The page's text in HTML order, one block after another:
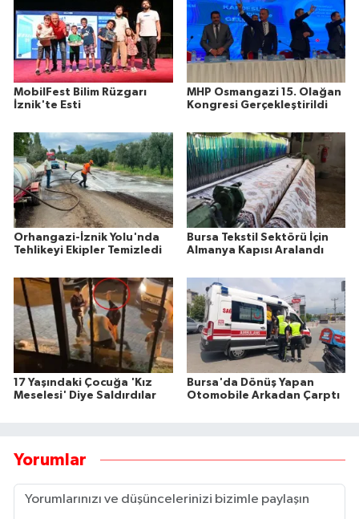
MobilFest Bilim Rüzgarı
İznik'te Esti
MHP Osmangazi 15. Olağan
Kongresi Gerçekleştirildi
Orhangazi-İznik Yolu'nda
Tehlikeyi Ekipler Temizledi
Bursa Tekstil Sektörü İçin
Almanya Kapısı Aralandı
17 Yaşındaki Çocuğa 'Kız
Meselesi' Diye Saldırdılar
Bursa'da Dönüş Yapan
Otomobile Arkadan Çarptı
Yorumlar